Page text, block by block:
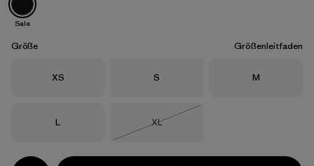
Black
Sale
Größe Größenleitfaden
Größe
XS Größe
S Größe
M
Größe
L Größe
XL